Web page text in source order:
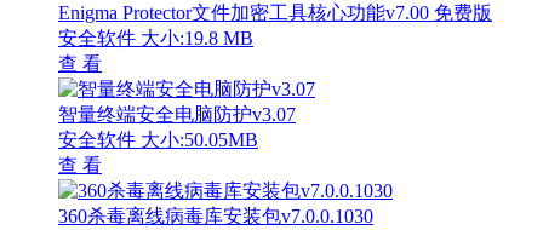
Enigma Protector文件加密工具核心功能v7.00 免费版
安全软件 大小:19.8 MB
查 看
智量终端安全电脑防护v3.07
安全软件 大小:50.05MB
查 看
360杀毒离线病毒库安装包v7.0.0.1030